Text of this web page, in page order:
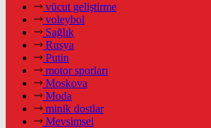
vücut geliştirme
voleybol
Sağlık
Rusya
Putin
motor sporları
Moskova
Moda
minik dostlar
Mevsimsel